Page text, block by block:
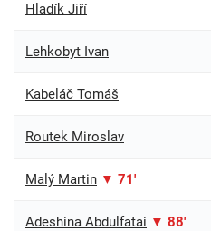
Hladík Jiří
Lehkobyt Ivan
Kabeláč Tomáš
Routek Miroslav
Malý Martin ▼ 71'
Adeshina Abdulfatai ▼ 88'